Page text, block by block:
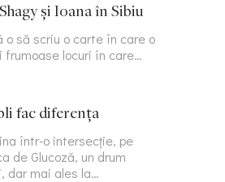
și Ioana în Sibiu
o să scriu o carte în care o
frumoase locuri în care…
fac diferența
într-o intersecție, pe
de Glucoză, un drum
dar mai ales la…